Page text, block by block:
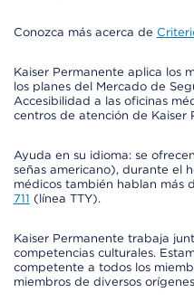
Conozca más acerca de
Kaiser Permanente aplica los
los planes del Mercado de
Accesibilidad a las oficinas
centros de atención de Kaiser
Ayuda en su idioma: se
señas americano), durante el
médicos también hablan más
711 (línea TTY).
Kaiser Permanente trabaja
competencias culturales.
competente a todos los
miembros de diversos